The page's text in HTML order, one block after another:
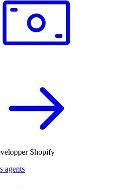
Shopify
agents